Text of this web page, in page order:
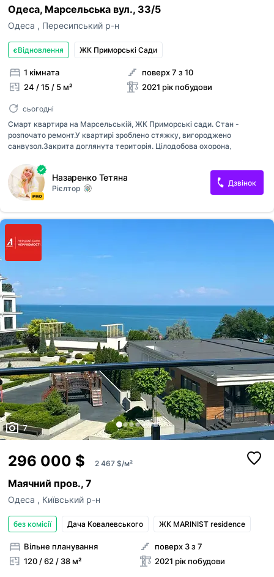
Одеса, Марсельська вул., 33/5
Одеса , Пересипський р-н
єВідновлення ЖК Приморські Сади
1 кімната
24 / 15 / 5 м²
поверх 7 з 10
2021 рік побудови
сьогодні
Смарт квартира на Марсельській, ЖК Приморські сади. Стан -
розпочато ремонт.У квартирі зроблено стяжку, вигороджено
санвузол.Закрита доглянута територія. Цілодобова охорона,
стоматологія.Дуже цікава пропозиція !
Назаренко Тетяна
Рієлтор
Дзвінок
7
296 000 $ 2 467 $/м²
Маячний пров., 7
Одеса , Київський р-н
без комісії Дача Ковалевського ЖК MARINIST residence
Вільне планування
120 / 62 / 38 м²
поверх 3 з 7
2021 рік побудови
Неправильна адреса
Це мій ексклюзив
Надіслати
ким із рієлторів вашого агентства їх закріпити.
Зареєструйте рієлторів АН на
бачити сукупну статистику та витрати
поповнювати баланс вашим рієлторам,
бачити в кабінеті всі оголошення,